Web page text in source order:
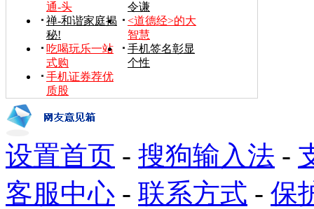
通-头
令谦
禅-和谐家庭揭
秘!
<道德经>的大
智慧
吃喝玩乐一站
式购
手机签名彰显
个性
手机证券荐优
质股
设置首页 - 搜狗输入法 -
客服中心 - 联系方式 - 保